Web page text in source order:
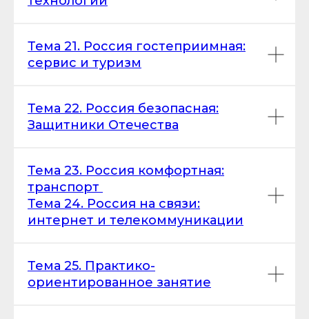
Тема 21. Россия гостеприимная:
сервис и туризм
Тема 22. Россия безопасная:
Защитники Отечества
Тема 23. Россия комфортная:
транспорт
Тема 24. Россия на связи:
интернет и телекоммуникации
Тема 25. Практико-
ориентированное занятие